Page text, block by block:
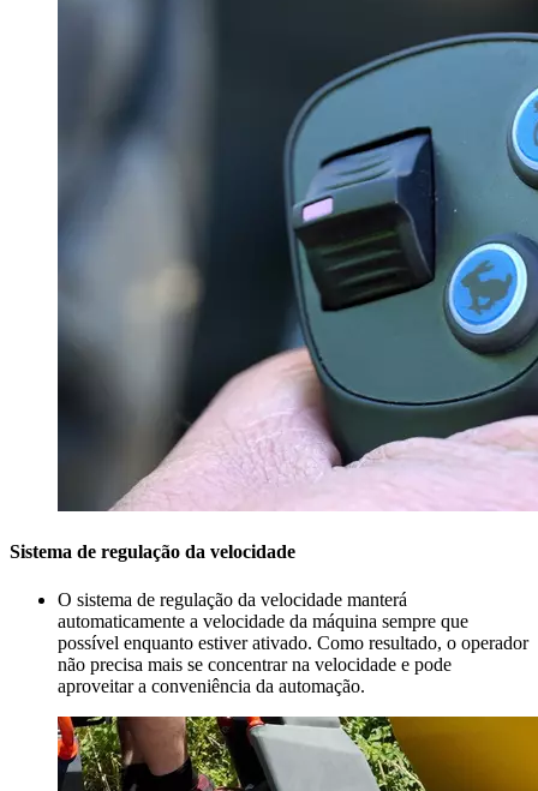
Sistema de regulação da velocidade
O sistema de regulação da velocidade manterá
automaticamente a velocidade da máquina sempre que
possível enquanto estiver ativado. Como resultado, o operador
não precisa mais se concentrar na velocidade e pode
aproveitar a conveniência da automação.